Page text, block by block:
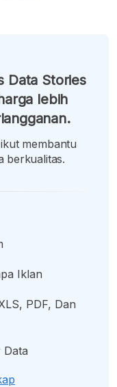
Data Stories
lebih
membantu
berkualitas.
Iklan
PDF, Dan
Data